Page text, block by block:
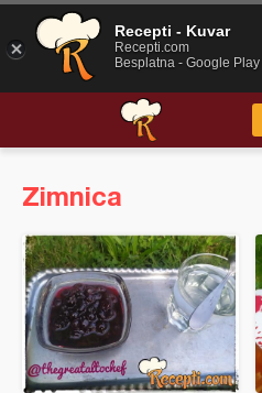
Zimnica
Recepti - Kuvar
Recepti.com
Besplatna - Google Play